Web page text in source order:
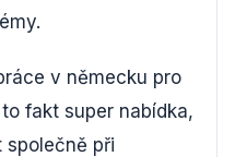
v německu pro
fakt super nabídka,
společně při